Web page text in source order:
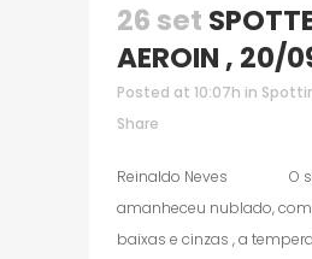
26 set
AEROIN , 20/
Posted at 10:07h in
Share
Reinaldo Neves O
amanheceu nublado,
baixas e cinzas , a